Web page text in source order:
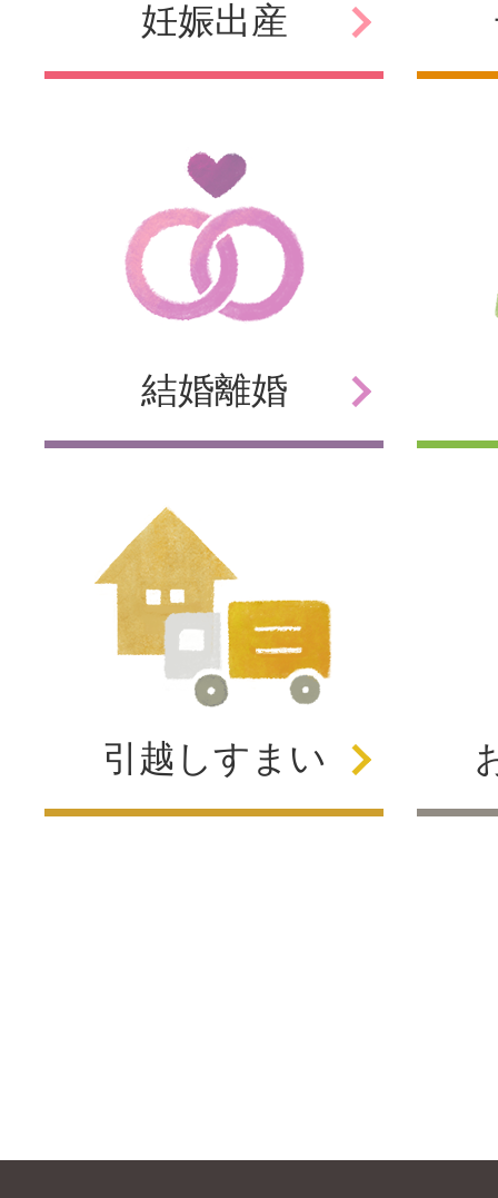
妊娠出産
結婚離婚
引越しすまい